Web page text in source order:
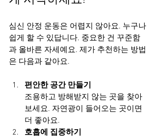
심신 안정 운동은 어렵지 않아요. 누구나
쉽게 할 수 있답니다. 중요한 건 꾸준함
과 올바른 자세예요. 제가 추천하는 방법
은 다음과 같아요.
편안한 공간 만들기
조용하고 방해받지 않는 곳을 찾아
보세요. 자연광이 들어오는 곳이면
더 좋아요.
호흡에 집중하기